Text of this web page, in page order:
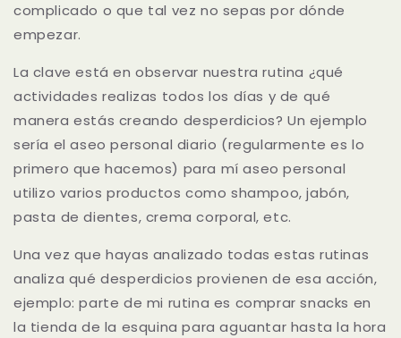
complicado o que tal vez no sepas por dónde
empezar.
La clave está en observar nuestra rutina ¿qué
actividades realizas todos los días y de qué
manera estás creando desperdicios? Un ejemplo
sería el aseo personal diario (regularmente es lo
primero que hacemos) para mí aseo personal
utilizo varios productos como shampoo, jabón,
pasta de dientes, crema corporal, etc.
Una vez que hayas analizado todas estas rutinas
analiza qué desperdicios provienen de esa acción,
ejemplo: parte de mi rutina es comprar snacks en
la tienda de la esquina para aguantar hasta la hora